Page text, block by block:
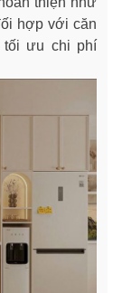
hợp với căn
tối ưu chi phí